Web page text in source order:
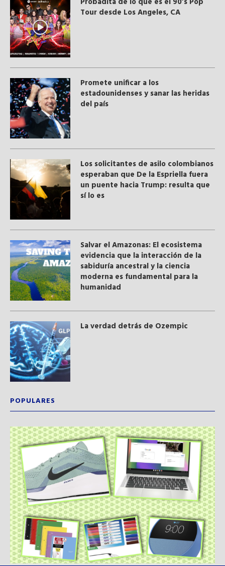
Tour desde Los Angeles, CA
Promete unificar a los
estadounidenses y sanar las heridas
del país
Los solicitantes de asilo colombianos
esperaban que De la Espriella fuera
un puente hacia Trump: resulta que
sí lo es
Salvar el Amazonas: El ecosistema
evidencia que la interacción de la
sabiduría ancestral y ​la ciencia
moderna​ es fundamental para la
humanidad
La verdad detrás de Ozempic
POPULARES